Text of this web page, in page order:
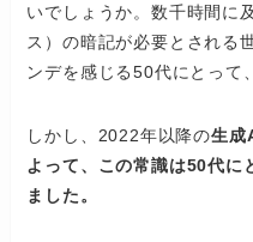
いでしょうか。数千時間に
ス）の暗記が必要とされる
ンデを感じる50代にとって
しかし、2022年以降の生成
よって、この常識は50代に
ました。